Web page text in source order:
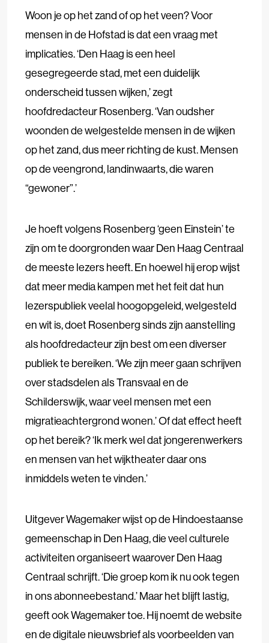
Woon je op het zand of op het veen? Voor
mensen in de Hofstad is dat een vraag met
implicaties. ‘Den Haag is een heel
gesegregeerde stad, met een duidelijk
onderscheid tussen wijken,’ zegt
hoofdredacteur Rosenberg. ‘Van oudsher
woonden de welgestelde mensen in de wijken
op het zand, dus meer richting de kust. Mensen
op de veengrond, landinwaarts, die waren
“gewoner”.’
Je hoeft volgens Rosenberg ‘geen Einstein’ te
zijn om te doorgronden waar Den Haag Centraal
de meeste lezers heeft. En hoewel hij erop wijst
dat meer media kampen met het feit dat hun
lezerspubliek veelal hoogopgeleid, welgesteld
en wit is, doet Rosenberg sinds zijn aanstelling
als hoofdredacteur zijn best om een diverser
publiek te bereiken. ‘We zijn meer gaan schrijven
over stadsdelen als Transvaal en de
Schilderswijk, waar veel mensen met een
migratieachtergrond wonen.’ Of dat effect heeft
op het bereik? ‘Ik merk wel dat jongerenwerkers
en mensen van het wijktheater daar ons
inmiddels weten te vinden.’
Uitgever Wagemaker wijst op de Hindoestaanse
gemeenschap in Den Haag, die veel culturele
activiteiten organiseert waarover Den Haag
Centraal schrijft. ‘Die groep kom ik nu ook tegen
in ons abonneebestand.’ Maar het blijft lastig,
geeft ook Wagemaker toe. Hij noemt de website
en de digitale nieuwsbrief als voorbeelden van